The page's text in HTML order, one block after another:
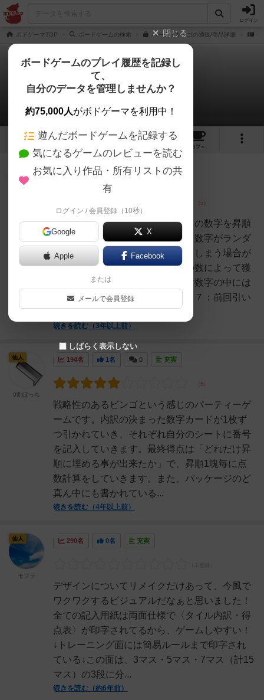
ログイン
ボドゲーマTOP ボードゲームの検索 パーティキンゴの通販/商品詳細 作
パーティキンゴ！
3件のレビュー
10 3
カフェ
243名
紙に描かれた２５マスに１～３５の数字を昇順
から降順に埋めていくのですが、数字がランダ
ムに出てくるので途中で途切れてしまう場合が
結構ありますなので繋げた数字の数によって獲
得できる点数が上がっていきます数字の中には
特殊な数字２種類存在します・＋７：前回引い
た数字に＋７した数字に...
続きを読む（3年以上前）
（ふみんち
194名 1名 0 充実
戦略性のあるビンゴという感じのパーティーゲ
ームです。内訳の決まった数字カードが1枚ず
つ引かれていき、それぞれ自分のシートに番号
を記入していきます。最終得点は「どれだけ昇
順に埋める事が出来たか」で、昇順1塊毎に点
数計算をしていきます。また、パッケージのど
真ん中にも書かれている...
続きを読む（4年以上前）
仙人
9割ぼっち
290名 0名 充実
デザインについてリメイクだけあって、今風で
ワクワクするビジュアルだなぁと思いました！
全ての記入用紙は両面仕様で〈タイル内訳・得
点表〉が印字されてるから、ゲームしやすい！
↓トレーニング面には簡易ルールまで印字され
ている↓この面は、3マス・5マス・7マス（計15
マス）の3段に分...
続きを読む（約6年前）
仙人
モフラ
閉じる
ボードゲームのプレイ履歴を記録し
て、
自分のデータを管理しませんか？
約75,000人がボドゲーマを利用中！
遊んだボードゲームを記録する
気になるゲームのレビューを読む
お気に入り作品・所有リストの共
有
ログイン / 会員登録（10秒）
Google X
Apple Facebook
または
メールで会員登録
しばらく表示しない